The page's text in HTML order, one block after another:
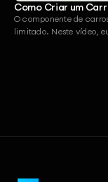
Como Criar um
O componente de
limitado. Neste vídeo,